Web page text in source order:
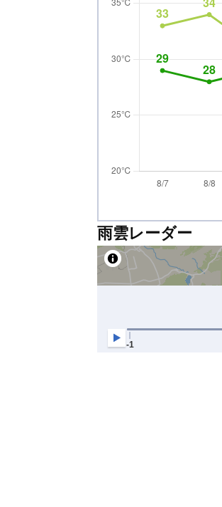
雨雲レーダー